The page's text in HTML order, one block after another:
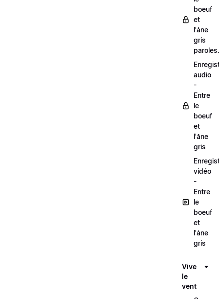
boeuf
et
l'âne
gris
audio
-
Entre
le
boeuf
et
l'âne
gris
vidéo
-
Entre
le
boeuf
et
l'âne
gris
Vive
le
vent